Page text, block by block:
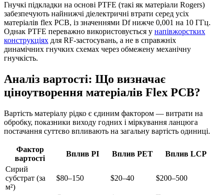
Гнучкі підкладки на основі PTFE (такі як матеріали Rogers)
забезпечують найнижчі діелектричні втрати серед усіх
матеріалів flex PCB, із значеннями Df нижче 0,001 на 10 ГГц.
Однак PTFE переважно використовується у напівжорстких
конструкціях для RF-застосувань, а не в справжніх
динамічних гнучких схемах через обмежену механічну
гнучкість.
Аналіз вартості: Що визначає
ціноутворення матеріалів Flex PCB?
Вартість матеріалу рідко є єдиним фактором — витрати на
обробку, показники виходу годних і міркування ланцюга
постачання суттєво впливають на загальну вартість одиниці.
Фактор
вартості
Вплив PI Вплив PET
Вплив LCP
Сирий
субстрат (за
м²)
$80–150 $20–40 $200–500